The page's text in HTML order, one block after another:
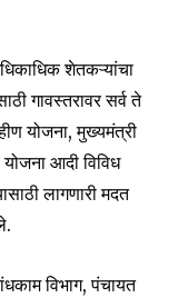
on our website
we respect
information is
शेतकऱ्यांचा
गावस्तरावर सर्व ते
योजना, मुख्यमंत्री
आदी विविध
लागणारी मदत
विभाग, पंचायत